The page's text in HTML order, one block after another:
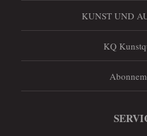
KUNST UND
KQ